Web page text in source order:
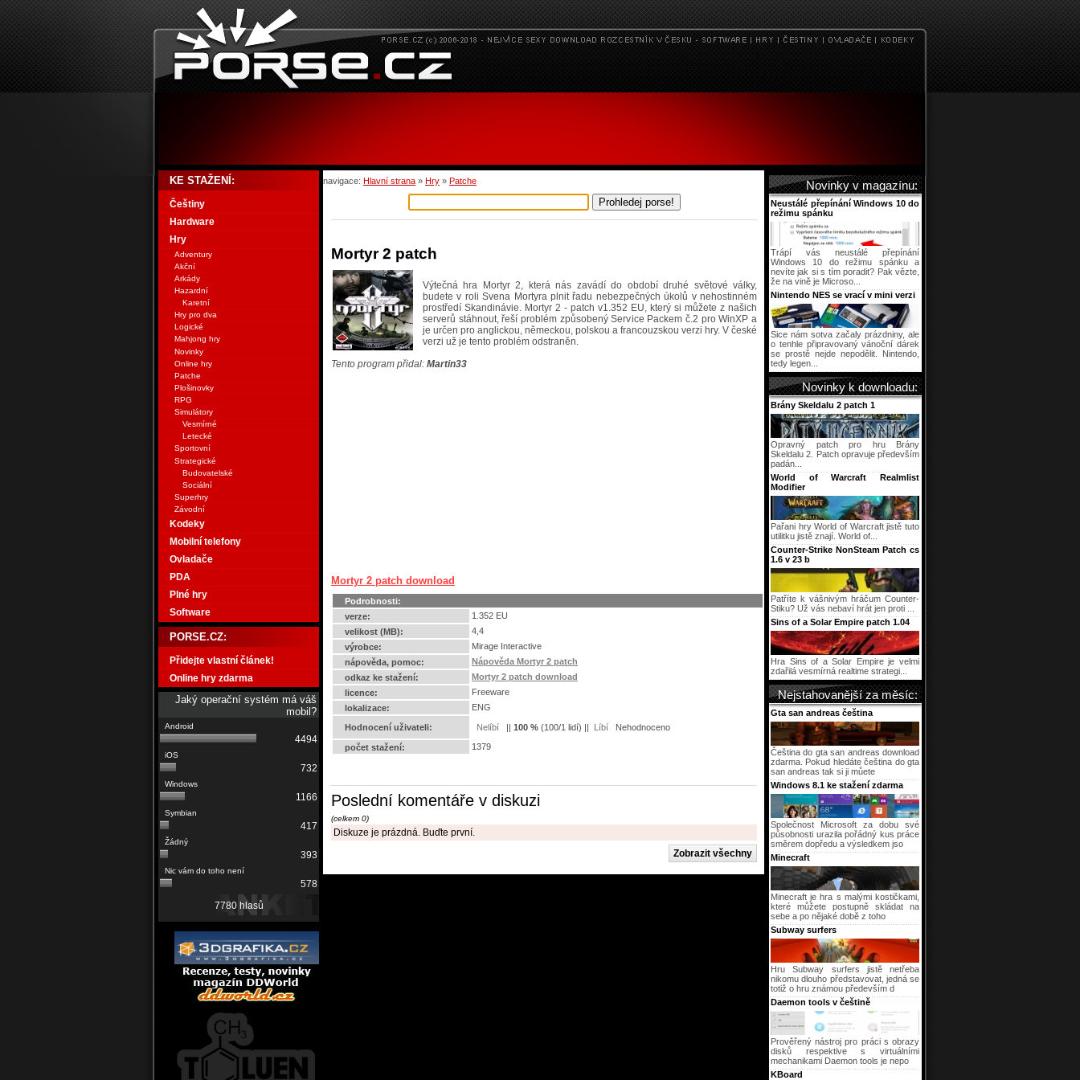
navigace: Hlavní strana » Hry » Patche
Mortyr 2 patch
Výtečná hra Mortyr 2, která nás zavádí do období druhé světové války,
budete v roli Svena Mortyra plnit řadu nebezpečných úkolů v nehostinném
prostředí Skandinávie. Mortyr 2 - patch v1.352 EU, který si můžete z našich
serverů stáhnout, řeší problém způsobený Service Packem č.2 pro WinXP a
je určen pro anglickou, německou, polskou a francouzskou verzi hry. V české
verzi už je tento problém odstraněn.
Tento program přidal: Martin33
Mortyr 2 patch download
Podrobnosti:
verze:
1.352 EU
velikost (MB):
4,4
výrobce:
Mirage Interactive
nápověda, pomoc:
Nápověda Mortyr 2 patch
odkaz ke stažení:
Mortyr 2 patch download
licence:
Freeware
lokalizace:
ENG
Hodnocení uživateli: || 100 % (100/1 lidí) || Nehodnoceno
počet stažení: 1379
Poslední komentáře v diskuzi
(celkem 0)
Diskuze je prázdná. Buďte první.
KE STAŽENÍ:
Češtiny
Hardware
Hry
Adventury
Akční
Arkády
Hazardní
Karetní
Hry pro dva
Logické
Mahjong hry
Novinky
Online hry
Patche
Plošinovky
RPG
Simulátory
Vesmírné
Letecké
Sportovní
Strategické
Budovatelské
Sociální
Superhry
Závodní
Kodeky
Mobilní telefony
Ovladače
PDA
Plné hry
Software
PORSE.CZ:
Přidejte vlastní článek!
Online hry zdarma
Jaký operační systém má váš
mobil?
4494
732
1166
417
393
578
7780 hlasů
Novinky v magazínu:
Neustálé přepínání Windows 10 do
režimu spánku
Trápí vás neustálé přepínání
Windows 10 do režimu spánku a
nevíte jak si s tím poradit? Pak vězte,
že na vině je Microso...
Nintendo NES se vrací v mini verzi
Sice nám sotva začaly prázdniny, ale
o tenhle připravovaný vánoční dárek
se prostě nejde nepodělit. Nintendo,
tedy legen...
Novinky k downloadu:
Brány Skeldalu 2 patch 1
Opravný patch pro hru Brány
Skeldalu 2. Patch opravuje především
padán...
World of Warcraft Realmlist
Modifier
Pařani hry World of Warcraft jistě tuto
utilitku jistě znají. World of...
Counter-Strike NonSteam Patch cs
1.6 v 23 b
Patříte k vášnivým hráčum Counter-
Stiku? Už vás nebaví hrát jen proti ...
Sins of a Solar Empire patch 1.04
Hra Sins of a Solar Empire je velmi
zdařilá vesmírná realtime strategi...
Nejstahovanější za měsíc:
Gta san andreas čeština
Čeština do gta san andreas download
zdarma. Pokud hledáte čeština do gta
san andreas tak si ji můete
Windows 8.1 ke stažení zdarma
Společnost Microsoft za dobu své
působnosti urazila pořádný kus práce
směrem dopředu a výsledkem jso
Minecraft
Minecraft je hra s malými kostičkami,
které můžete postupně skládat na
sebe a po nějaké době z toho
Subway surfers
Hru Subway surfers jistě netřeba
nikomu dlouho představovat, jedná se
totiž o hru známou především d
Daemon tools v češtině
Prověřený nástroj pro práci s obrazy
disků respektive s virtuálními
mechanikami Daemon tools je nepo
KBoard